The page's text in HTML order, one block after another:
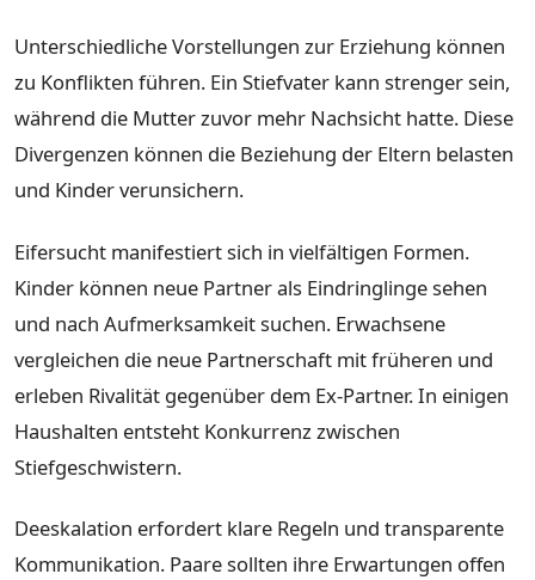
Unterschiedliche Vorstellungen zur Erziehung können
zu Konflikten führen. Ein Stiefvater kann strenger sein,
während die Mutter zuvor mehr Nachsicht hatte. Diese
Divergenzen können die Beziehung der Eltern belasten
und Kinder verunsichern.
Eifersucht manifestiert sich in vielfältigen Formen.
Kinder können neue Partner als Eindringlinge sehen
und nach Aufmerksamkeit suchen. Erwachsene
vergleichen die neue Partnerschaft mit früheren und
erleben Rivalität gegenüber dem Ex-Partner. In einigen
Haushalten entsteht Konkurrenz zwischen
Stiefgeschwistern.
Deeskalation erfordert klare Regeln und transparente
Kommunikation. Paare sollten ihre Erwartungen offen